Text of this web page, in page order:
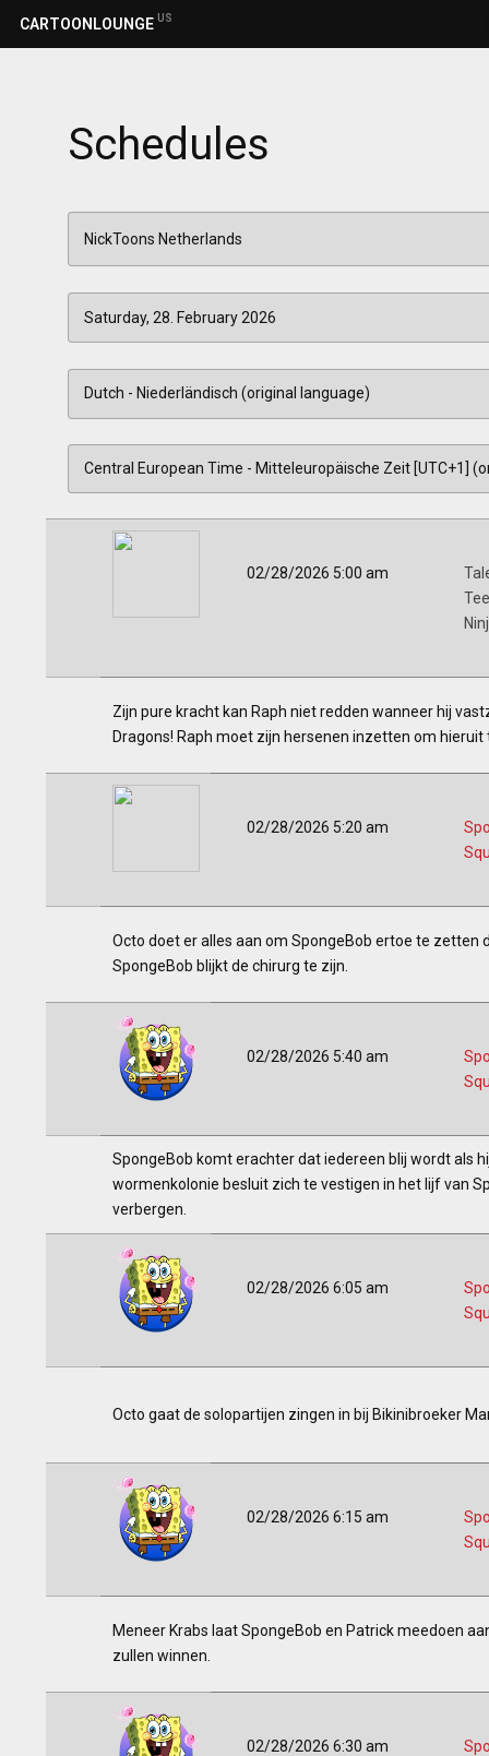
CARTOONLOUNGE US
Schedules
02/28/2026 5:00 am
Zijn pure kracht kan Raph niet redden wanneer hij
Dragons! Raph moet zijn hersenen inzetten om hieruit
02/28/2026 5:20 am
Octo doet er alles aan om SpongeBob ertoe te zetten
SpongeBob blijkt de chirurg te zijn.
02/28/2026 5:40 am
SpongeBob komt erachter dat iedereen blij wordt als
wormenkolonie besluit zich te vestigen in het lijf van
verbergen.
02/28/2026 6:05 am
Octo gaat de solopartijen zingen in bij Bikinibroeker
02/28/2026 6:15 am
Meneer Krabs laat SpongeBob en Patrick meedoen
zullen winnen.
02/28/2026 6:30 am